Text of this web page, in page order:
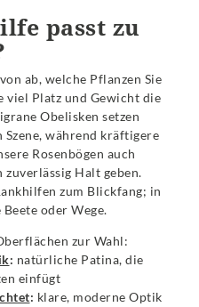
passt zu
ab, welche Pflanzen Sie
viel Platz und Gewicht die
Obelisken setzen
während kräftigere
Rosenbögen auch
zuverlässig Halt geben.
zum Blickfang; in
oder Wege.
zur Wahl:
: natürliche Patina, die
einfügt
: klare, moderne Optik